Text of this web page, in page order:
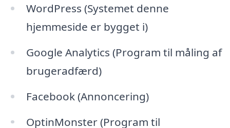
WordPress (Systemet denne
hjemmeside er bygget i)
Google Analytics (Program til måling af
brugeradfærd)
Facebook (Annoncering)
OptinMonster (Program til